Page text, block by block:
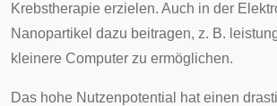
Krebstherapie erzielen. Auch in der
Nanopartikel dazu beitragen, z. B.
kleinere Computer zu ermöglichen.
Das hohe Nutzenpotential hat einen